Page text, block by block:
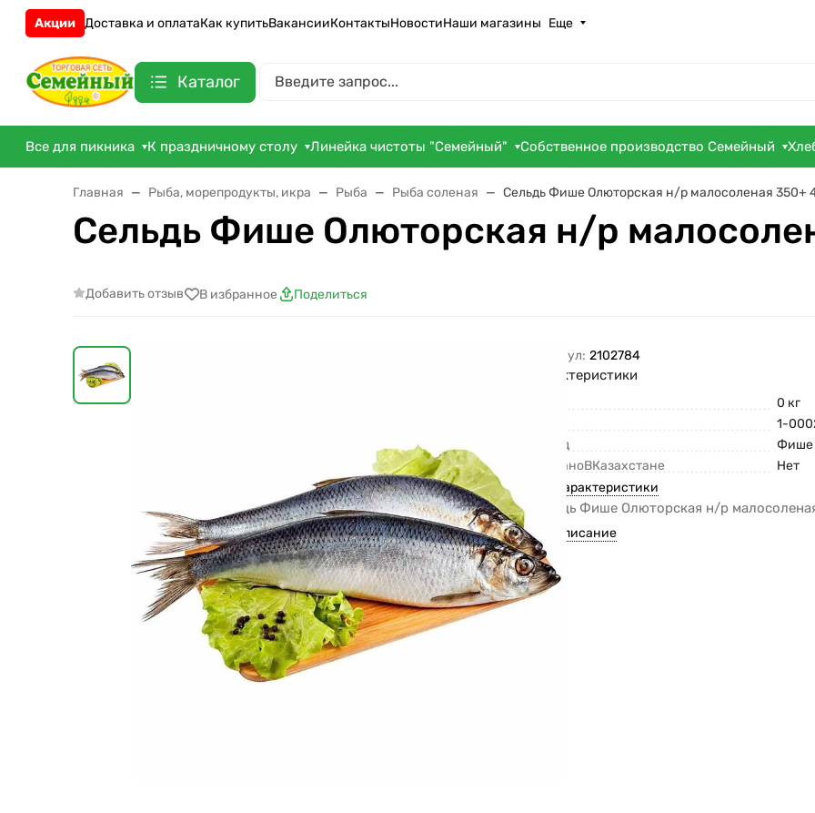
Акции Доставка и оплатаКак купитьВакансииКонтактыНовостиНаши магазины Еще
Каталог
Все для пикника К праздничному столу Линейка чистоты "Семейный" Собственное производство Семейный
Главная Рыба, морепродукты, икра Рыба Рыба соленая Сельдь Фише Олюторская н/р малосоленая 350+
Сельдь Фише Олюторская н/р
Добавить отзыв В избранное Поделиться
Артикул: 2102784
Характеристики
0 кг
1-
Бренд
Фише
СделаноВКазахстане
Нет
Все характеристики
Сельдь Фише Олюторская н/р
Все описание